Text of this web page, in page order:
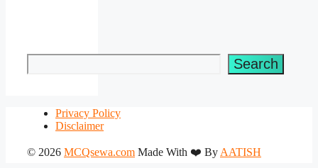
Search Search
Privacy Policy
Disclaimer
© 2026 MCQsewa.com Made With ❤️ By AATISH